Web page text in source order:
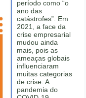
período como “o
ano das
catástrofes”. Em
2021, a face da
crise empresarial
mudou ainda
mais, pois as
ameaças globais
influenciaram
muitas categorias
de crise. A
pandemia do